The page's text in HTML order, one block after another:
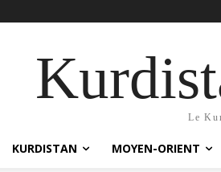
Le
KURDISTAN MOYEN-ORIENT